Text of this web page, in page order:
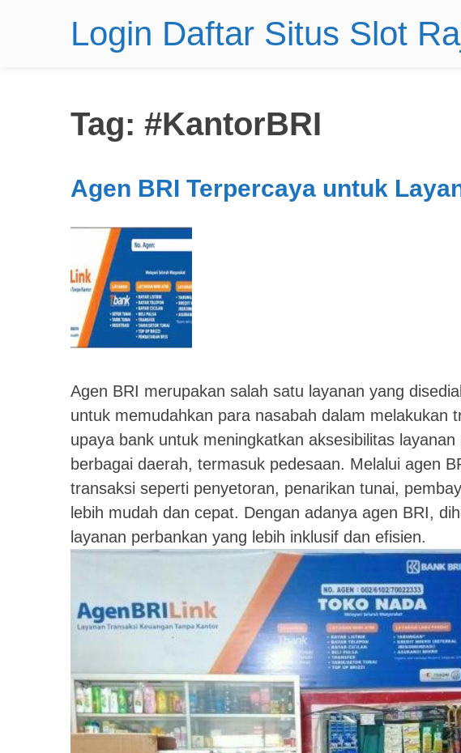
Login Daftar Situs Slot
Tag: #KantorBRI
Agen BRI Terpercaya untuk
Agen BRI merupakan salah satu layanan yang
untuk memudahkan para nasabah dalam melakukan
upaya bank untuk meningkatkan aksesibilitas
berbagai daerah, termasuk pedesaan. Melalui agen
transaksi seperti penyetoran, penarikan tunai,
lebih mudah dan cepat. Dengan adanya agen BRI,
layanan perbankan yang lebih inklusif dan efisien.